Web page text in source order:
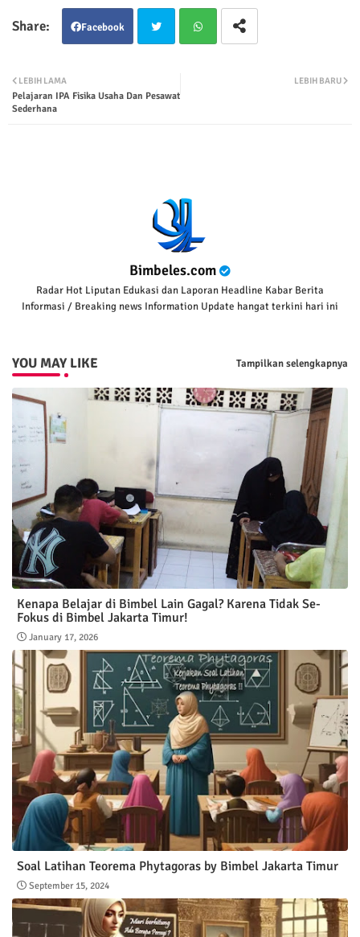
Facebook
ter
LEBIH BARU
LEBIH LAMA
Pelajaran IPA Fisika Usaha Dan Pesawat
Sederhana
Bimbeles.com
Radar Hot Liputan Edukasi dan Laporan Headline Kabar Berita
Informasi / Breaking news Information Update hangat terkini hari ini
YOU MAY LIKE Tampilkan selengkapnya
Kenapa Belajar di Bimbel Lain Gagal? Karena Tidak Se-
Fokus di Bimbel Jakarta Timur!
January 17, 2026
Soal Latihan Teorema Phytagoras by Bimbel Jakarta Timur
September 15, 2024